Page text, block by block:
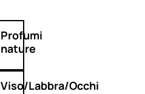
Profumi
nature
Viso/Labbra/Occhi